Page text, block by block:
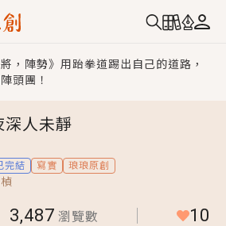
，陣勢》用跆拳道踢出自己的道路，
頭團！
獨享福利！
！前夫失憶移情別戀，她頭也不回找
悔了？
位少女，今夏最推純愛GL漫畫！
深人未靜
完結 寫實 琅琅原創
3,487 瀏覽數 10